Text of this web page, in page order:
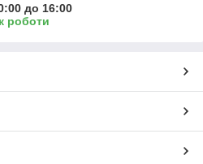
до 16:00
роботи